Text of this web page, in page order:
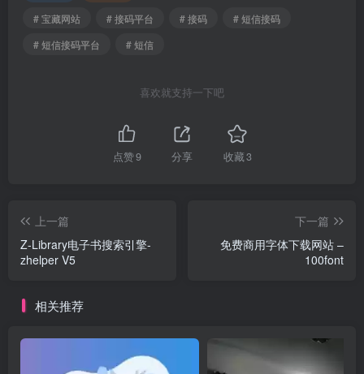
# 宝藏网站
# 接码平台 # 接码
# 短信接码
# 短信接码平台
# 短信
喜欢就支持一下吧
点赞9 分享 收藏3
上一篇
Z-Library电子书搜索引擎-
zhelper V5
下一篇
免费商用字体下载网站 –
100font
相关推荐